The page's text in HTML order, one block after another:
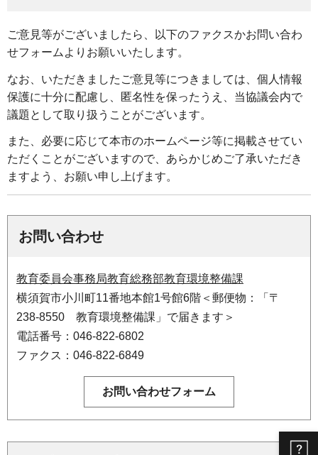
ご意見等がございましたら、以下のファクスかお問い合わ
せフォームよりお願いいたします。
なお、いただきましたご意見等につきましては、個人情報
保護に十分に配慮し、匿名性を保ったうえ、当協議会内で
議題として取り扱うことがございます。
また、必要に応じて本市のホームページ等に掲載させてい
ただくことがございますので、あらかじめご了承いただき
ますよう、お願い申し上げます。
お問い合わせ
教育委員会事務局教育総務部教育環境整備課
横須賀市小川町11番地本館1号館6階＜郵便物：「〒
238-8550 教育環境整備課」で届きます＞
電話番号：046-822-6802
ファクス：046-822-6849